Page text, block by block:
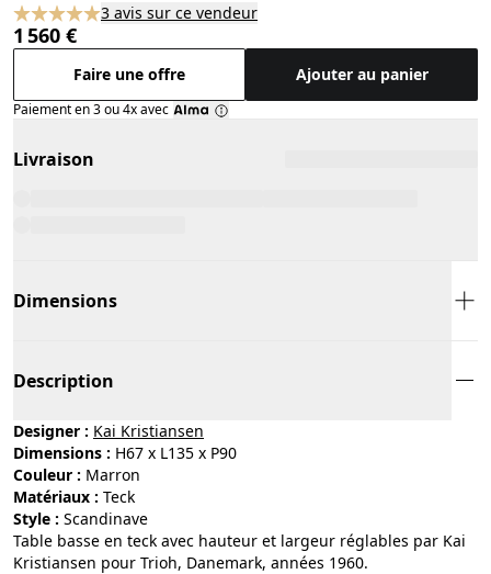
3 avis sur ce vendeur
1 560 €
Faire une offre Ajouter au panier
Paiement en 3 ou 4x avec
Livraison
Dimensions
Description
Designer : Kai Kristiansen
Dimensions : H67 x L135 x P90
Couleur :
marron
Matériaux :
teck
Style :
scandinave
Table basse en teck avec hauteur et largeur réglables par Kai
Kristiansen pour Trioh, Danemark, années 1960.